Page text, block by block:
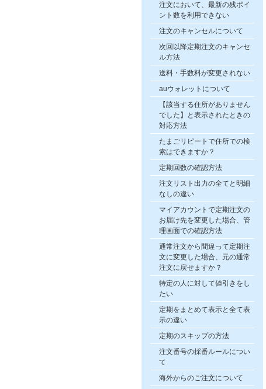
注文において、最新の残ポイ
ント数を利用できない
注文のキャンセルについて
次回以降定期注文のキャンセ
ル方法
送料・手数料が変更されない
auウォレットについて
【該当する住所がありません
でした】と表示されたときの
対応方法
たまごリピートで住所での検
索はできますか？
定期回数の確認方法
注文リスト出力の全てと明細
なしの違い
マイアカウントで定期注文の
お届け先を変更した場合、管
理画面での確認方法
通常注文から間違って定期注
文に変更した場合、元の通常
注文に戻せますか？
特定の人に対して値引きをし
たい
定期をまとめて表示と全て表
示の違い
定期のスキップの方法
注文番号の採番ルールについ
て
海外からのご注文について